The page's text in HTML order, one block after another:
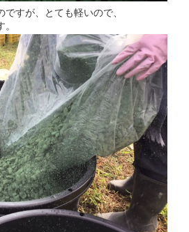
すが、とても軽いので、